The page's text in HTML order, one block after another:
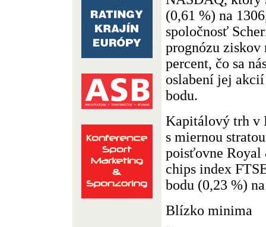
(0,61 %) na
spoločnosť
prognózu ziskov
percent, čo sa
oslabení jej
bodu.
Kapitálový trh v
s miernou
poisťovne
chips index
bodu (0,23 %)
Blízko minima